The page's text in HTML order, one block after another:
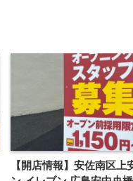
【開店情報】安佐南区上